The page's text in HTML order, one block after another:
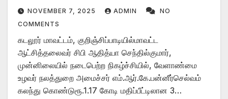
NOVEMBER 7, 2025 ADMIN
NO
COMMENTS
கடலூர் மாவட்டம், குறிஞ்சிப்பாடியில்மாவட்ட
ஆட்சித்தலைவர் சிபி ஆதித்யா செந்தில்குமார்,
முன்னிலையில் நடைபெற்ற நிகழ்ச்சியில், வேளாண்மை
உழவர் நலத்துறை அமைச்சர் எம்.ஆர்.கே.பன்னீர்செல்வம்
கலந்து கொண்டுரூ.1.17 கோடி மதிப்பீட்டிலான 3…